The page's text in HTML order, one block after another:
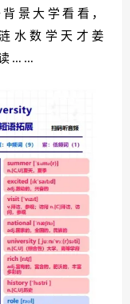
景大学看看，
水数学天才姜
……